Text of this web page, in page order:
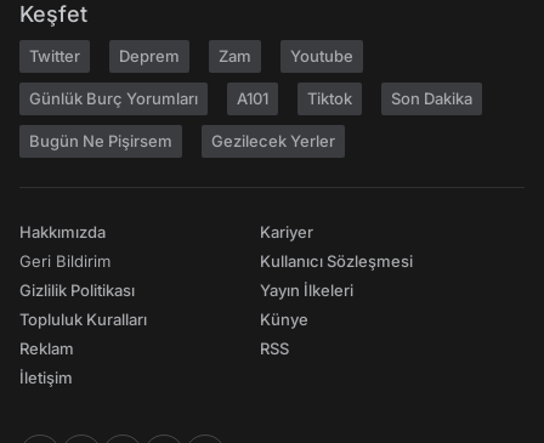
Keşfet
Twitter Deprem Zam Youtube
Günlük Burç Yorumları A101 Tiktok Son Dakika
Bugün Ne Pişirsem Gezilecek Yerler
Hakkımızda
Geri Bildirim
Gizlilik Politikası
Topluluk Kuralları
Reklam
İletişim
Kariyer
Kullanıcı Sözleşmesi
Yayın İlkeleri
Künye
RSS